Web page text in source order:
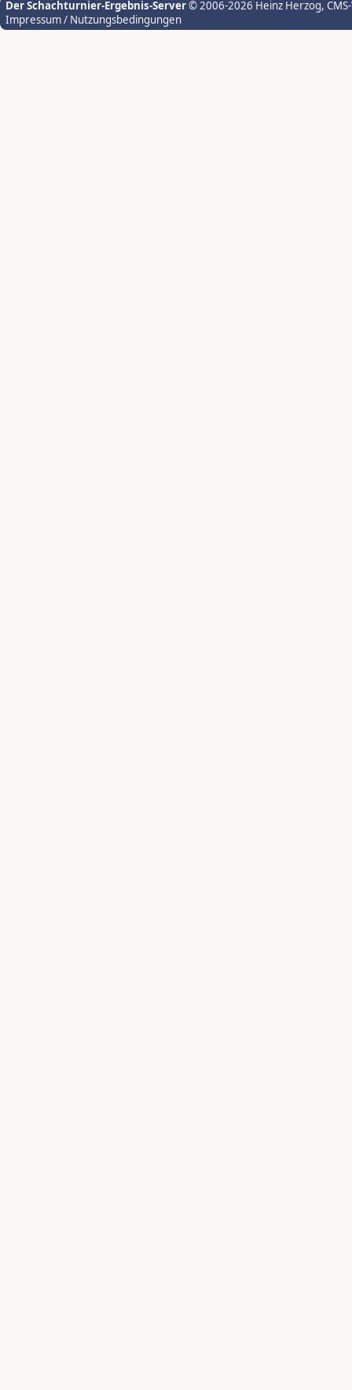
Der Schachturnier-Ergebnis-Server© 2006-2026 Heinz Herzog,
Impressum / Nutzungsbedingungen